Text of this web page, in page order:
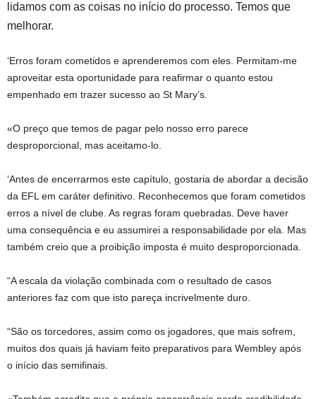
lidamos com as coisas no início do processo. Temos que
melhorar.
‘Erros foram cometidos e aprenderemos com eles. Permitam-me
aproveitar esta oportunidade para reafirmar o quanto estou
empenhado em trazer sucesso ao St Mary’s.
«O preço que temos de pagar pelo nosso erro parece
desproporcional, mas aceitamo-lo.
‘Antes de encerrarmos este capítulo, gostaria de abordar a decisão
da EFL em caráter definitivo. Reconhecemos que foram cometidos
erros a nível de clube. As regras foram quebradas. Deve haver
uma consequência e eu assumirei a responsabilidade por ela. Mas
também creio que a proibição imposta é muito desproporcionada.
“A escala da violação combinada com o resultado de casos
anteriores faz com que isto pareça incrivelmente duro.
“São os torcedores, assim como os jogadores, que mais sofrem,
muitos dos quais já haviam feito preparativos para Wembley após
o início das semifinais.